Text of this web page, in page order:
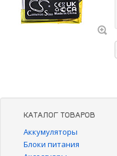
КАТАЛОГ ТОВАРОВ
Аккумуляторы
Блоки питания